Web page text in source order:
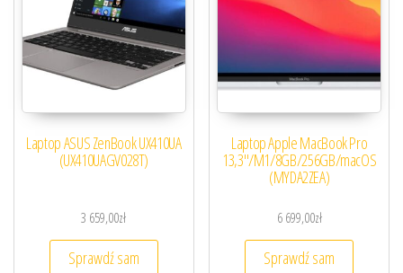
Laptop ASUS ZenBook UX410UA
(UX410UAGV028T)
3 659,00zł
Sprawdź sam
Laptop Apple MacBook Pro
13,3″/M1/8GB/256GB/macOS
(MYDA2ZEA)
6 699,00zł
Sprawdź sam